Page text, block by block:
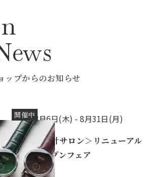
ップからのお知らせ
開催中8月6日(木) -8月31日(月)
＜時計サロン＞リニューアル
オープンフェア